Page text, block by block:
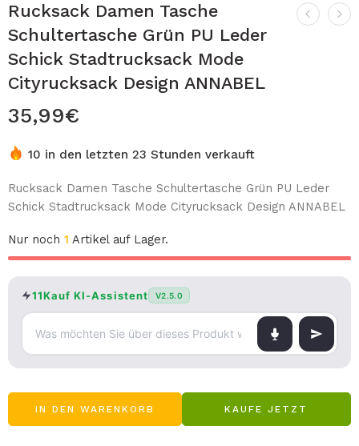
Rucksack Damen Tasche
Schultertasche Grün PU Leder
Schick Stadtrucksack Mode
Cityrucksack Design ANNABEL
35,99€
10 in den letzten 23 Stunden verkauft
Rucksack Damen Tasche Schultertasche Grün PU Leder
Schick Stadtrucksack Mode Cityrucksack Design ANNABEL
Nur noch 1 Artikel auf Lager.
11Kauf KI-Assistent V2.5.0
IN DEN WARENKORB KAUFE JETZT